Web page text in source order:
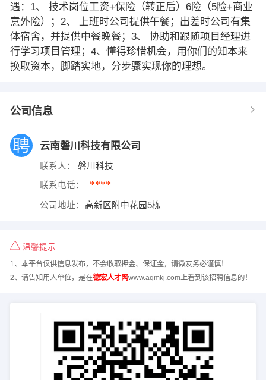
遇：1、 技术岗位工资+保险（转正后）6险（5险+商业
意外险）；2、 上班时公司提供午餐；出差时公司有集
体宿舍，并提供中餐晚餐；3、 协助和跟随项目经理进
行学习项目管理；4、懂得珍惜机会，用你们的知本来
换取资本，脚踏实地，分步骤实现你的理想。
公司信息
云南磐川科技有限公司
联系人： 磐川科技
联系电话： ****
公司地址： 高新区附中花园5栋
温馨提示
1、本平台仅供信息发布，不会收取押金、保证金，请微友务必谨慎！
2、请告知用人单位，是在德宏人才网www.aqmkj.com上看到该招聘信息的！